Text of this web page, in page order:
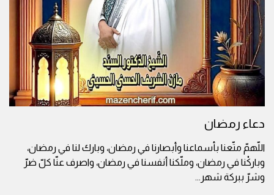
دعاء رمضان
اللّهمّ متّعنا بأسماعنا وأبصارنا في رمضان، وبارك لنا في رمضان،
وباركْنا في رمضان، وملّكنا أنفسنا في رمضان، واصرف عنّا كلّ ضرّ
وشرّ ببركة شهر ...